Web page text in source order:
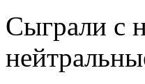
Сыграли с